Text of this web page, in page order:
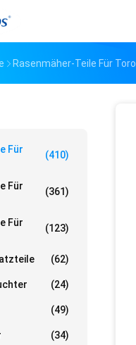
Rasenmäher-Teile Für Toro
Für
(410)
Für
(361)
Für
(123)
(62)
(24)
(49)
(34)